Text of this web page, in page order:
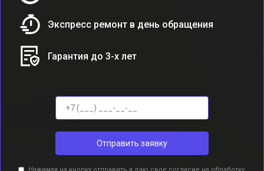
Экспресс ремонт в день обращения
Гарантия до 3-х лет
Отправить заявку